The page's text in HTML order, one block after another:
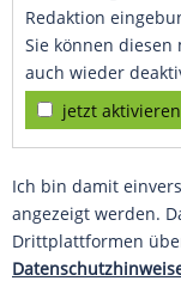
Redaktion
Sie können diesen
auch wieder
jetzt aktivieren
Ich bin damit
angezeigt werden.
Drittplattformen